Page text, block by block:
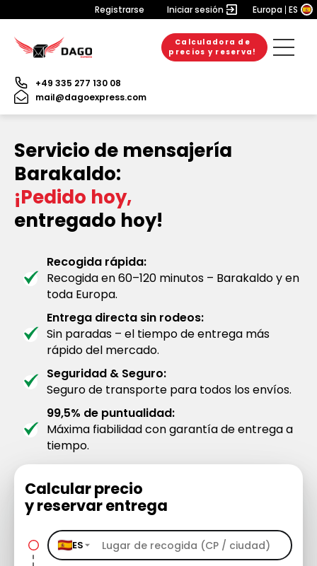
Registrarse Iniciar sesión Europa ES
Calculadora de
precios y reserva!
+49 335 277 130 08
mail@dagoexpress.com
Servicio de mensajería
Barakaldo:
¡Pedido hoy,
entregado hoy!
Recogida rápida:
Recogida en 60–120 minutos – Barakaldo y en
toda Europa.
Entrega directa sin rodeos:
Sin paradas – el tiempo de entrega más
rápido del mercado.
Seguridad & Seguro:
Seguro de transporte para todos los envíos.
99,5% de puntualidad:
Máxima fiabilidad con garantía de entrega a
tiempo.
Calcular precio
y reservar entrega
ES